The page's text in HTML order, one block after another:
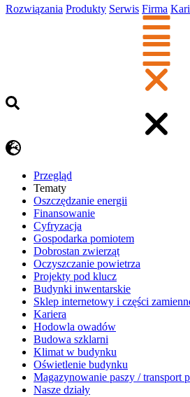
Rozwiązania Produkty Serwis Firma
Przegląd
Tematy
​Oszczędzanie energii
Finansowanie
Cyfryzacja
Gospodarka pomiotem
Dobrostan zwierząt
Oczyszczanie powietrza
Projekty pod klucz
Budynki inwentarskie
Sklep internetowy i części
Kariera
Hodowla owadów
Budowa szklarni
Klimat w budynku
Oświetlenie budynku
Magazynowanie paszy / transport
Nasze działy